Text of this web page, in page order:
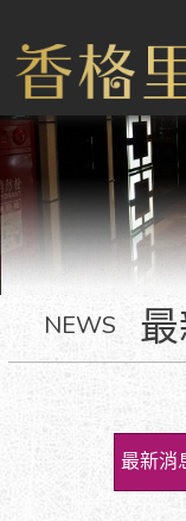
NEWS
最新消